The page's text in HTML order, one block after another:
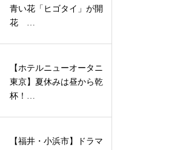
青い花「ヒゴタイ」が開
花 …
【ホテルニューオータニ
東京】夏休みは昼から乾
杯！…
【福井・小浜市】ドラマ